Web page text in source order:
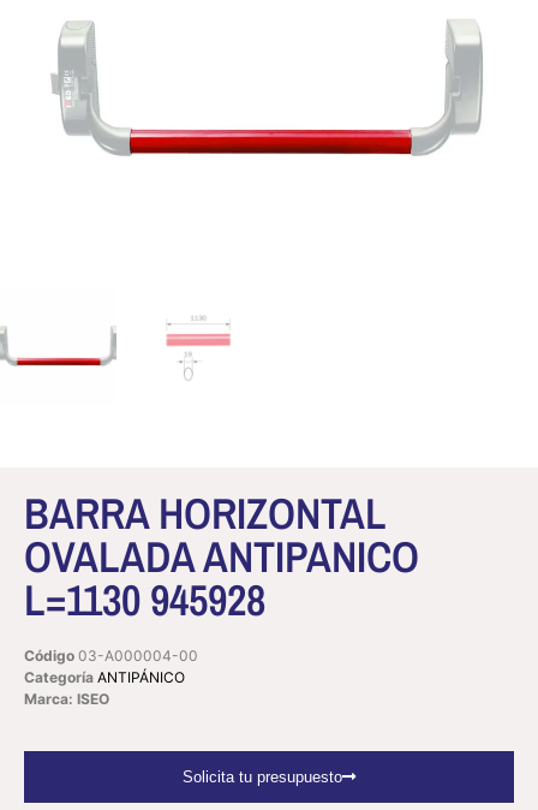
BARRA HORIZONTAL
OVALADA ANTIPANICO
L=1130 945928
Código 03-A000004-00
Categoría ANTIPÁNICO
Marca: ISEO
Solicita tu presupuesto